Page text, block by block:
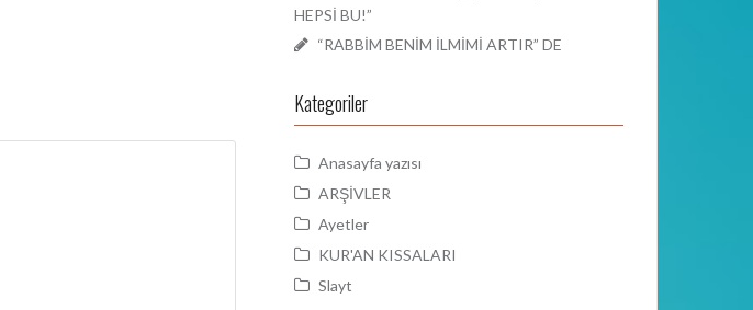
HEPSİ BU!”
“RABBİM BENİM İLMİMİ ARTIR” DE
Kategoriler
Anasayfa yazısı
ARŞİVLER
Ayetler
KUR'AN KISSALARI
Slayt